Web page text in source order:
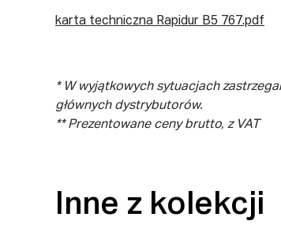
karta techniczna Rapidur B5 767.pdf
* W wyjątkowych sytuacjach
głównych dystrybutorów.
** Prezentowane ceny brutto, z VAT
Inne z kolekcji